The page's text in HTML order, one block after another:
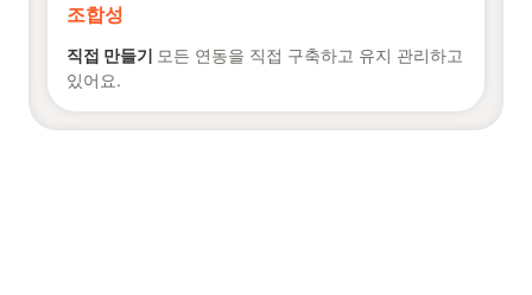
조합성
직접 만들기 모든 연동을 직접 구축하고 유지 관리하고
있어요.